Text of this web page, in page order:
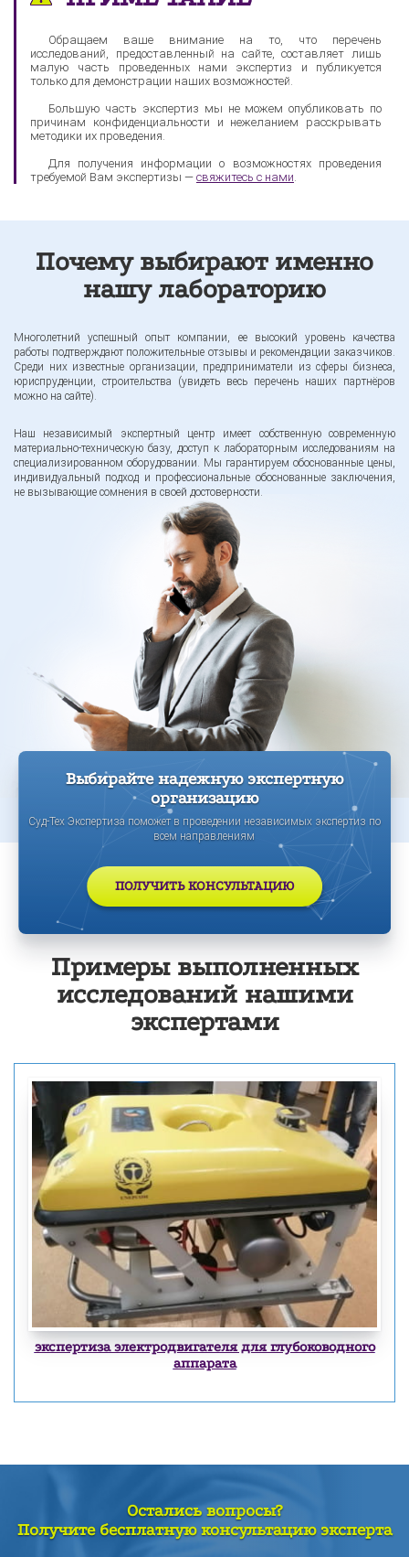
Обращаем ваше внимание на то, что перечень
исследований, предоставленный на сайте, составляет лишь
малую часть проведенных нами экспертиз и публикуется
только для демонстрации наших возможностей.
Большую часть экспертиз мы не можем опубликовать по
причинам конфиденциальности и нежеланием расскрывать
методики их проведения.
Для получения информации о возможностях проведения
требуемой Вам экспертизы — свяжитесь с нами
Почему выбирают именно
нашу лабораторию
Многолетний успешный опыт компании, ее высокий уровень качества
работы подтверждают положительные отзывы и рекомендации заказчиков.
Среди них известные организации, предприниматели из сферы бизнеса,
юриспруденции, строительства (увидеть весь перечень наших партнёров
можно на сайте).
Наш независимый экспертный центр имеет собственную современную
материально-техническую базу, доступ к лабораторным исследованиям на
специализированном оборудовании. Мы гарантируем обоснованные цены,
индивидуальный подход и профессиональные обоснованные заключения,
не вызывающие сомнения в своей достоверности.
Выбирайте надежную экспертную
организацию
Суд-Тех Экспертиза поможет в проведении независимых экспертиз по
всем направлениям
ПОЛУЧИТЬ КОНСУЛЬТАЦИЮ
Примеры выполненных
исследований нашими
экспертами
экспертиза электродвигателя для глубоководного
аппарата
Остались вопросы?
Получите бесплатную консультацию эксперта